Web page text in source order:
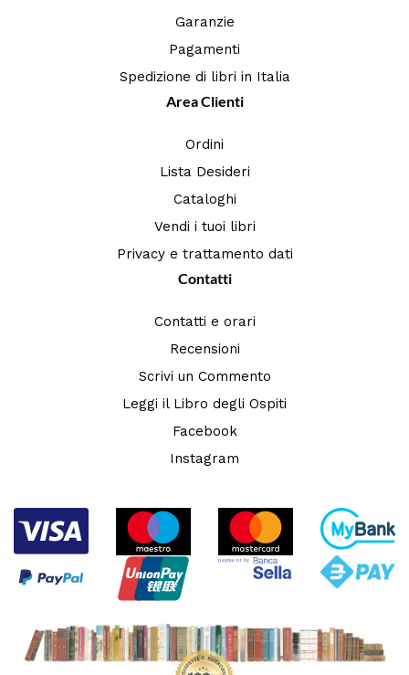
Garanzie
Pagamenti
Spedizione di libri in Italia
Area Clienti
Ordini
Lista Desideri
Cataloghi
Vendi i tuoi libri
Privacy e trattamento dati
Contatti
Contatti e orari
Recensioni
Scrivi un Commento
Leggi il Libro degli Ospiti
Facebook
Instagram